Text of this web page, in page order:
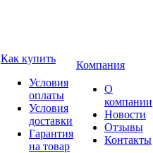
Как купить
Условия
оплаты
Условия
доставки
Гарантия
на товар
Компания
О
компании
Новости
Отзывы
Контакты